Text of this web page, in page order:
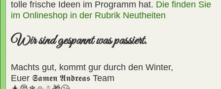
tolle frische Ideen im Programm hat. Die finden Sie
im Onlineshop in der Rubrik Neutheiten
Wir sind gespannt was passiert.
Machts gut, kommt gur durch den Winter,
Euer 𝕾𝖆𝖒𝖊𝖓 𝕬𝖓𝖉𝖗𝖊𝖆𝖘 Team